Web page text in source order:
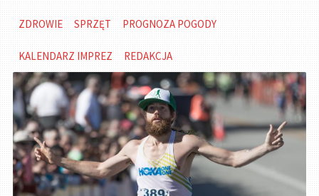
ZDROWIE SPRZĘT PROGNOZA POGODY
KALENDARZ IMPREZ REDAKCJA